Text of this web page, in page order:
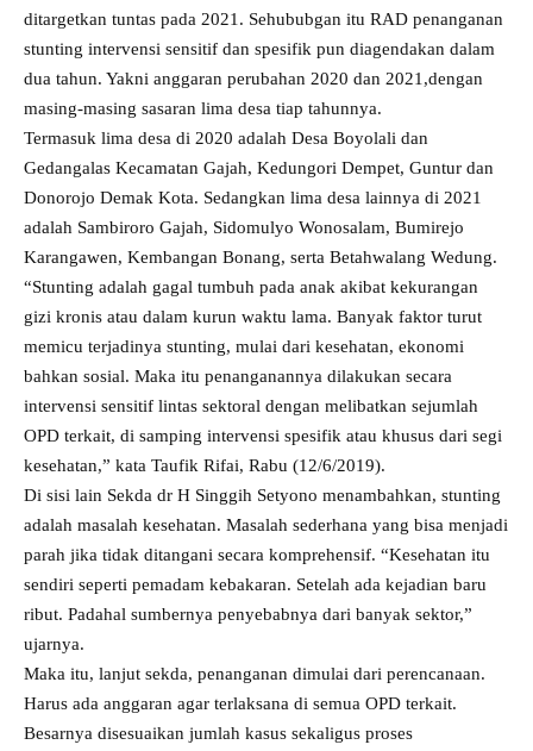
ditargetkan tuntas pada 2021. Sehububgan itu RAD penanganan
stunting intervensi sensitif dan spesifik pun diagendakan dalam
dua tahun. Yakni anggaran perubahan 2020 dan 2021,dengan
masing-masing sasaran lima desa tiap tahunnya.
Termasuk lima desa di 2020 adalah Desa Boyolali dan
Gedangalas Kecamatan Gajah, Kedungori Dempet, Guntur dan
Donorojo Demak Kota. Sedangkan lima desa lainnya di 2021
adalah Sambiroro Gajah, Sidomulyo Wonosalam, Bumirejo
Karangawen, Kembangan Bonang, serta Betahwalang Wedung.
“Stunting adalah gagal tumbuh pada anak akibat kekurangan
gizi kronis atau dalam kurun waktu lama. Banyak faktor turut
memicu terjadinya stunting, mulai dari kesehatan, ekonomi
bahkan sosial. Maka itu penanganannya dilakukan secara
intervensi sensitif lintas sektoral dengan melibatkan sejumlah
OPD terkait, di samping intervensi spesifik atau khusus dari segi
kesehatan,” kata Taufik Rifai, Rabu (12/6/2019).
Di sisi lain Sekda dr H Singgih Setyono menambahkan, stunting
adalah masalah kesehatan. Masalah sederhana yang bisa menjadi
parah jika tidak ditangani secara komprehensif. “Kesehatan itu
sendiri seperti pemadam kebakaran. Setelah ada kejadian baru
ribut. Padahal sumbernya penyebabnya dari banyak sektor,”
ujarnya.
Maka itu, lanjut sekda, penanganan dimulai dari perencanaan.
Harus ada anggaran agar terlaksana di semua OPD terkait.
Besarnya disesuaikan jumlah kasus sekaligus proses